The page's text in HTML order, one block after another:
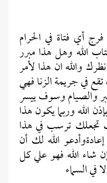
أي فتاة في الحرام
18 جزء من كتاب الله وهل هذا مبرر
والله ان هذا لأمر
في جريمة الزنا فهي
والصيام وسوف ييسر
الله وربما يكون هذا
تجعلك ترسب في هذا
الله لك أن
شاء الله فهو علي كل
السماء